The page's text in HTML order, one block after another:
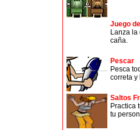
Juego
Lanza la
caña.
Pescar
Pesca
correta y
Saltos
Practica
tu